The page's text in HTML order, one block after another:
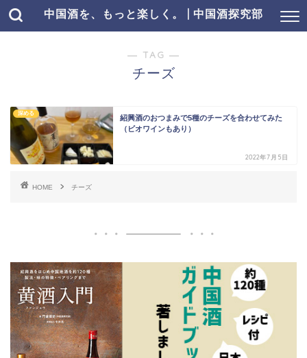
中国酒を、もっと楽しく。 | 中国酒探究部
― TAG ―
チーズ
深める
紹興酒のおつまみで5種のチーズを合わせてみた
（ビオワインもあり）
2022年7月5日
HOME チーズ